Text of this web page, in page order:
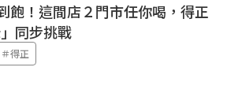
飽！這間店２門市任你喝，得正
同步挑戰
＃得正